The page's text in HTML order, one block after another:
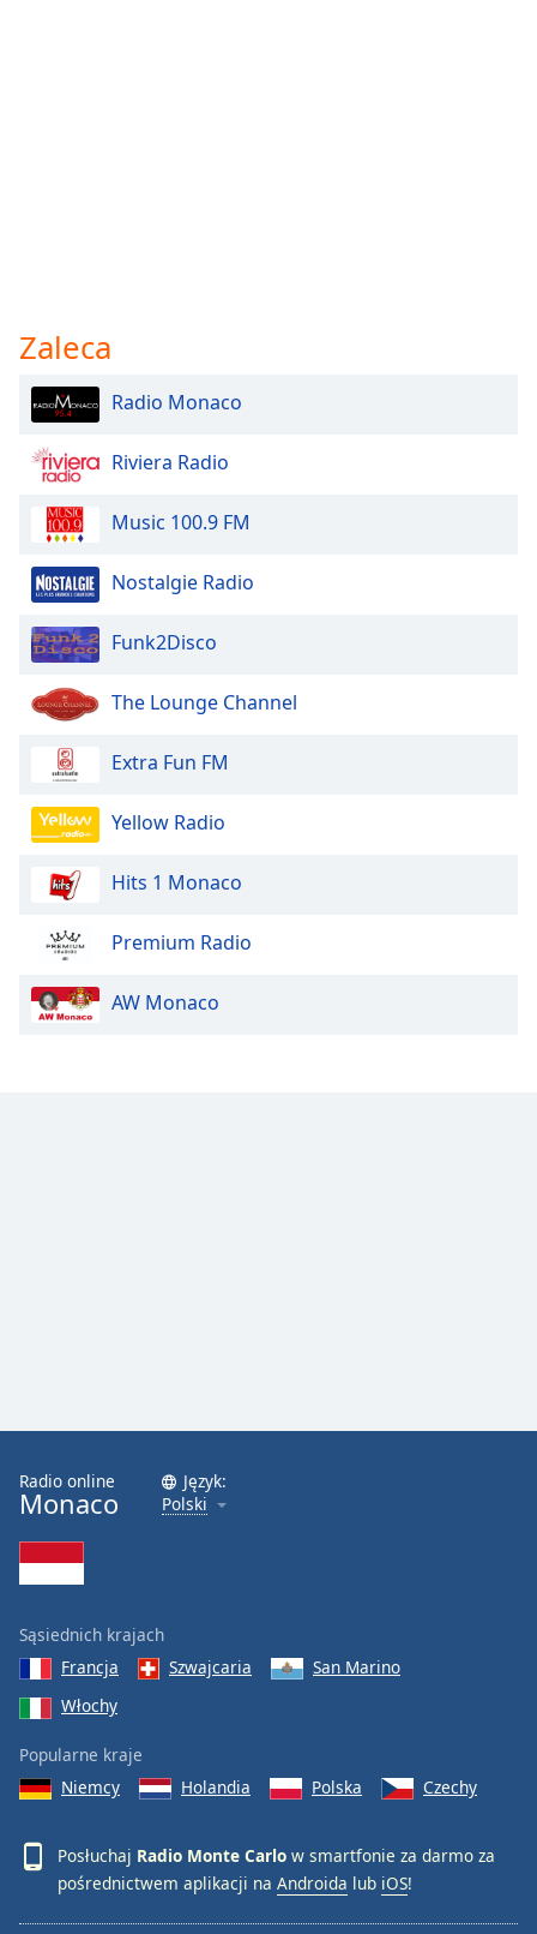
Zaleca
Radio Monaco
Riviera Radio
Music 100.9 FM
Nostalgie Radio
Funk2Disco
The Lounge Channel
Extra Fun FM
Yellow Radio
Hits 1 Monaco
Premium Radio
AW Monaco
Radio online
Monaco
Język:
Polski
Sąsiednich krajach
Francja
Szwajcaria
San Marino
Włochy
Popularne kraje
Niemcy
Holandia Polska Czechy
Posłuchaj Radio Monte Carlo w smartfonie za darmo za
pośrednictwem aplikacji na Androida lub iOS!